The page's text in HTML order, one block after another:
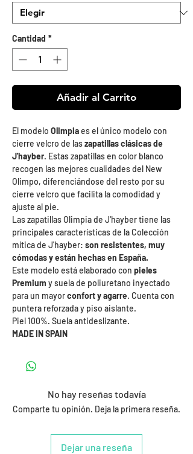
Cantidad *
Añadir al Carrito
El modelo Olimpiaes el único modelo con
cierre velcro de laszapatillas clásicas de
J'hayber. Estas zapatillas en color blanco
recogen las mejores cualidades del New
Olimpo, diferenciándose del resto por su
cierre velcro que facilita la comodidad y
ajuste al pie.
Las zapatillas Olimpia de J'hayber tiene las
principales características de la Colección
mítica de J'hayber: son resistentes, muy
cómodas y están hechas en España.
Este modelo está elaborado con pieles
Premium y suela de poliuretano inyectado
para un mayorconfort y agarre. Cuenta con
puntera reforzada y piso aislante.
Piel 100%. Suela antideslizante.
MADE IN SPAIN
No hay reseñas todavía
Comparte tu opinión. Deja la primera reseña.
Dejar una reseña